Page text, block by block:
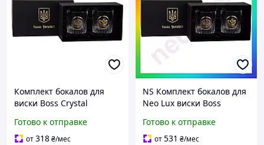
Комплект бокалов для
виски Boss Crystal
серебро, золото, хрусталь
.Shop#7.
Готово к отправке
от318₴/мес
NS Комплект бокалов для
Neo Lux виски Boss
хрустальные для подарка
и стиля 25Neo-ss
Готово к отправке
от531 ₴/мес